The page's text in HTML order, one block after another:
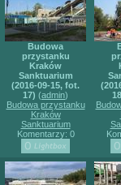
Budowa
przystanku
Kraków
Sanktuarium
(2016-09-15, fot.
17) (admin)
Budowa przystanku
Kraków
Sanktuarium
Komentarzy: 0